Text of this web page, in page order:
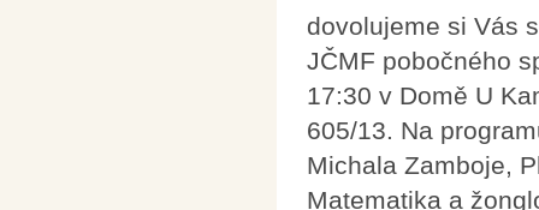
dovolujeme si Vás
JČMF pobočného
17:30 v Domě U
605/13. Na
Michala Zamboje,
Matematika a